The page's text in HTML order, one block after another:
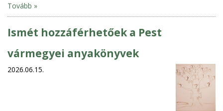
Tovább »
Ismét hozzáférhetőek a Pest
vármegyei anyakönyvek
2026.06.15.